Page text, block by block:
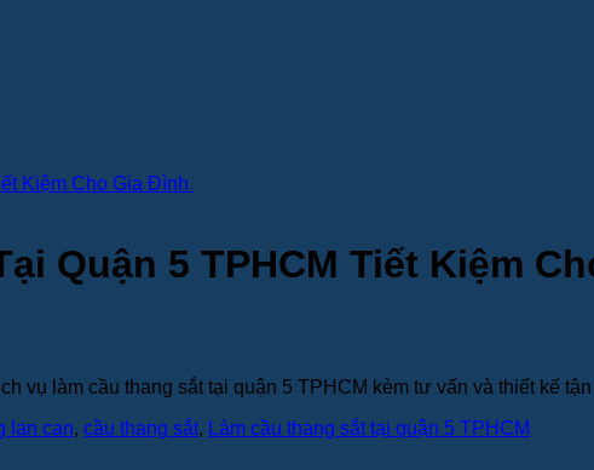
Quận 5 TPHCM Tiết Kiệm
vụ làm cầu thang sắt tại quận 5 TPHCM kèm tư vấn và thiết kế
lan can, cầu thang sắt, Làm cầu thang sắt tại quận 5 TPHCM